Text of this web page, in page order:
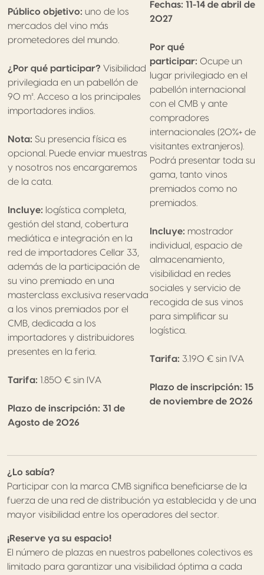
Público objetivo: uno de los
mercados del vino más
prometedores del mundo.
¿Por qué participar? Visibilidad
privilegiada en un pabellón de
90 m². Acceso a los principales
importadores indios.
Nota: Su presencia física es
opcional. Puede enviar muestras
y nosotros nos encargaremos
de la cata.
Incluye: logística completa,
gestión del stand, cobertura
mediática e integración en la
red de importadores Cellar 33,
además de la participación de
su vino premiado en una
masterclass exclusiva reservada
a los vinos premiados por el
CMB, dedicada a los
importadores y distribuidores
presentes en la feria.
Tarifa: 1.850 € sin IVA
Plazo de inscripción: 31 de
Agosto de 2026
Fechas: 11-14 de abril de
2027
Por qué
participar: Ocupe un
lugar privilegiado en el
pabellón internacional
con el CMB y ante
compradores
internacionales (20%+ de
visitantes extranjeros).
Podrá presentar toda su
gama, tanto vinos
premiados como no
premiados.
Incluye: mostrador
individual, espacio de
almacenamiento,
visibilidad en redes
sociales y servicio de
recogida de sus vinos
para simplificar su
logística.
Tarifa: 3.190 € sin IVA
Plazo de inscripción: 15
de noviembre de 2026
¿Lo sabía?
Participar con la marca CMB significa beneficiarse de la
fuerza de una red de distribución ya establecida y de una
mayor visibilidad entre los operadores del sector.
¡Reserve ya su espacio!
El número de plazas en nuestros pabellones colectivos es
limitado para garantizar una visibilidad óptima a cada